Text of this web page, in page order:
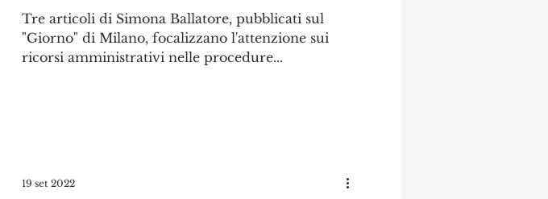
Tre articoli di Simona Ballatore, pubblicati sul
"Giorno" di Milano, focalizzano l'attenzione sui
ricorsi amministrativi nelle procedure...
19 set 2022